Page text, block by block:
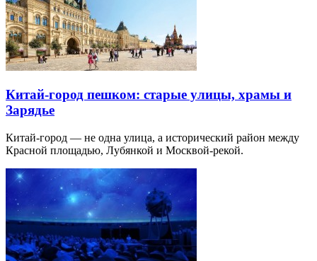
Китай-город пешком: старые улицы, храмы и
Зарядье
Китай-город — не одна улица, а исторический район между
Красной площадью, Лубянкой и Москвой-рекой.